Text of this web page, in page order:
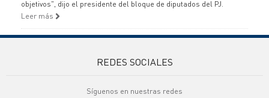
objetivos", dijo el presidente del bloque de diputados del PJ.
Leer más
REDES SOCIALES
Síguenos en nuestras redes